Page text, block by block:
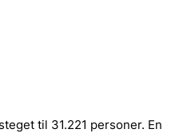
til 31.221 personer. En